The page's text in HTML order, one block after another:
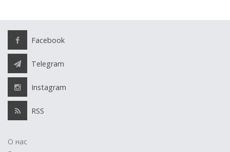
Facebook
Telegram
Instagram
RSS
О нас